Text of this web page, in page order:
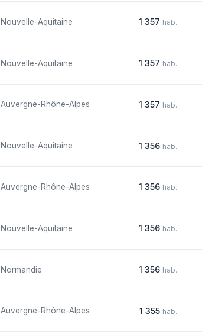
Nouvelle-Aquitaine 1 357 hab.
Nouvelle-Aquitaine 1 357 hab.
Auvergne-Rhône-Alpes 1 357 hab.
Nouvelle-Aquitaine 1 356 hab.
Auvergne-Rhône-Alpes 1 356 hab.
Nouvelle-Aquitaine 1 356 hab.
Normandie 1 356 hab.
Auvergne-Rhône-Alpes 1 355 hab.